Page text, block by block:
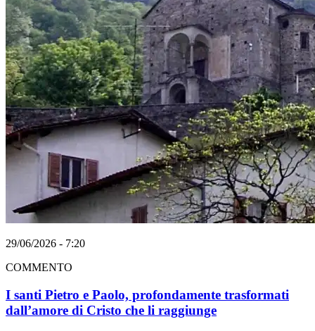
29/06/2026 - 7:20
COMMENTO
I santi Pietro e Paolo, profondamente trasformati
dall’amore di Cristo che li raggiunge